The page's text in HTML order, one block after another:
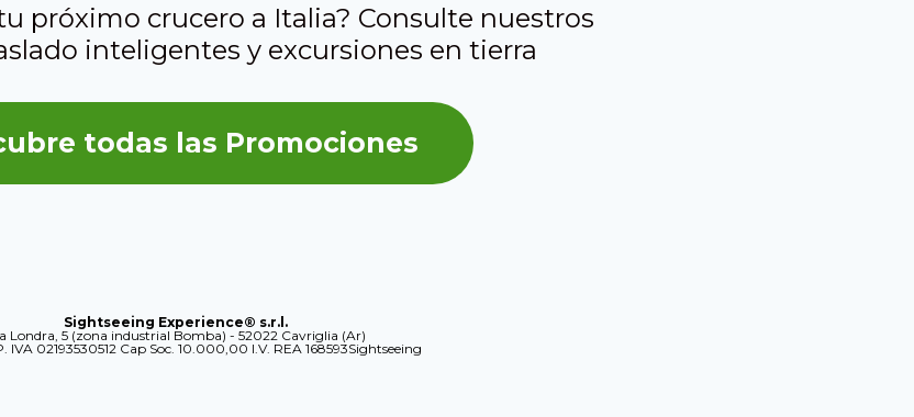
próximo crucero a Italia? Consulte nuestros
inteligentes y excursiones en tierra
todas las Promociones
Sightseeing Experience® s.r.l.
Londra, 5 (zona industrial Bomba) - 52022 Cavriglia (Ar)
IVA 02193530512 Cap Soc. 10.000,00 I.V. REA 168593Sightseeing